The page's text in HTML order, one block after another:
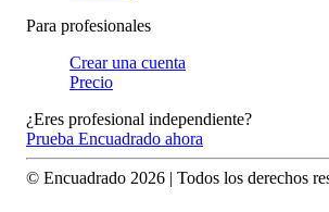
Para profesionales
Crear una cuenta
Precio
¿Eres profesional independiente?
Prueba Encuadrado ahora
© Encuadrado 2026 | Todos los derechos